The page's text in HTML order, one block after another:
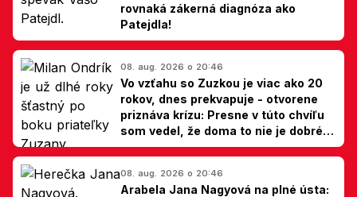
rovnaká zákerná diagnóza ako
Patejdla!
08. aug. 2026 o 20:46
Vo vzťahu so Zuzkou je viac ako 20
rokov, dnes prekvapuje - otvorene
priznáva krízu: Presne v túto chvíľu
som vedel, že doma to nie je dobré,
hovorí Milan Ondrík
08. aug. 2026 o 20:46
Arabela Jana Nagyová na plné ústa: